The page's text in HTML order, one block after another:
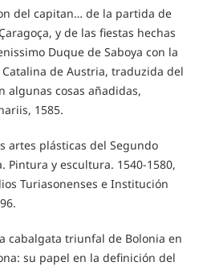
del capitan… de la partida de
y de las fiestas hechas
Duque de Saboya con la
de Austria, traduzida del
algunas cosas añadidas,
1585.
artes plásticas del Segundo
Pintura y escultura. 1540-1580,
Turiasonenses e Institución
cabalgata triunfal de Bolonia en
su papel en la definición del